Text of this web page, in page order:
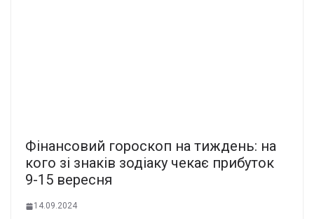
Фінансовий гороскоп на тиждень: на
кого зі знаків зодіаку чекає прибуток
9-15 вересня
14.09.2024